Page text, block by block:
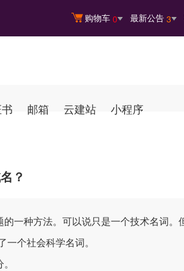
购物车 0 最新公告 3
邮箱 云建站 小程序
？
一种方法。可以说只是一个技术名词。
一个社会科学名词。